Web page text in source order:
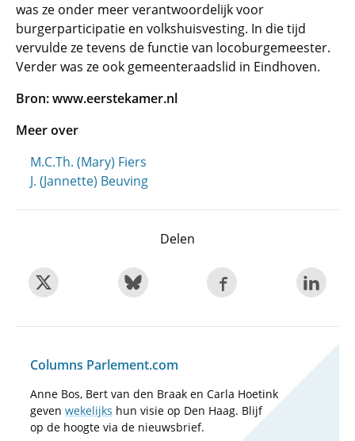
was ze onder meer verantwoordelijk voor
burgerparticipatie en volkshuisvesting. In die tijd
vervulde ze tevens de functie van locoburgemeester.
Verder was ze ook gemeenteraadslid in Eindhoven.
Bron: www.eerstekamer.nl
Meer over
M.C.Th. (Mary) Fiers
J. (Jannette) Beuving
Delen
Columns Parlement.com
Anne Bos, Bert van den Braak en Carla Hoetink
geven wekelijks hun visie op Den Haag. Blijf
op de hoogte via de nieuwsbrief.